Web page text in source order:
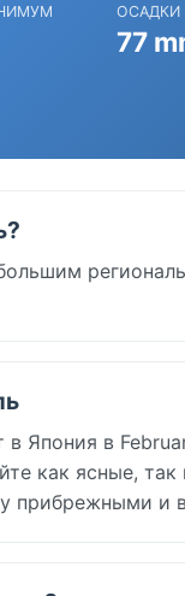
ОСАДКИ
77
Япония в
как ясные,
прибрежными и